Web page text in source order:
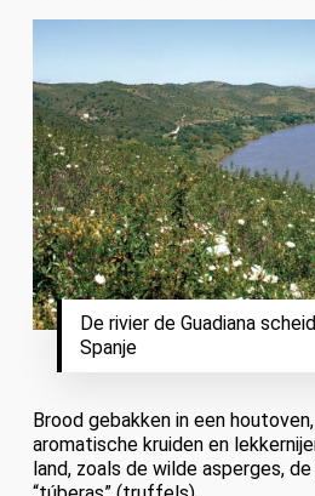
De rivier de Guadiana
Spanje
Brood gebakken in een
aromatische kruiden en
land, zoals de wilde asperges,